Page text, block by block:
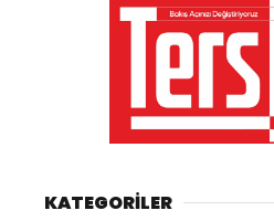
KATEGORİLER